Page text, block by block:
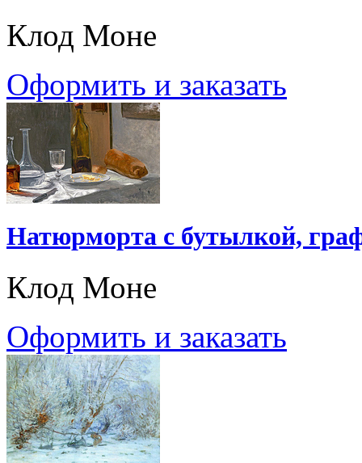
Клод Моне
Оформить и заказать
Натюрморта с бутылкой,
Клод Моне
Оформить и заказать